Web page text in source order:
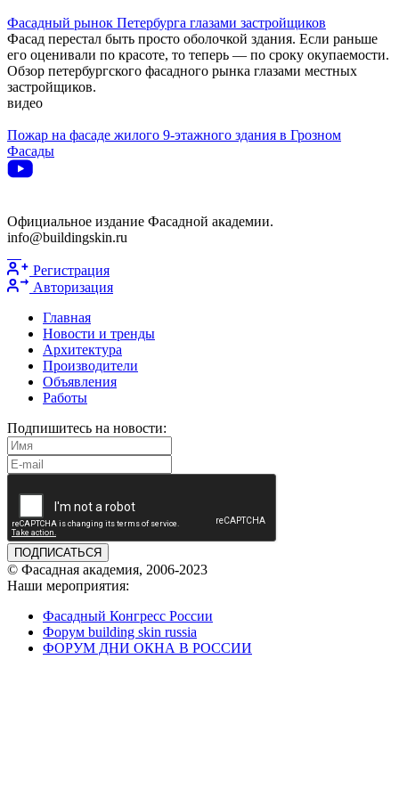
Фасадный рынок Петербурга глазами застройщиков
Фасад перестал быть просто оболочкой здания. Если раньше
его оценивали по красоте, то теперь — по сроку окупаемости.
Обзор петербургского фасадного рынка глазами местных
застройщиков.
видео
Пожар на фасаде жилого 9-этажного здания в Грозном
Фасады
Официальное издание Фасадной академии.
info@buildingskin.ru
Регистрация
Авторизация
Главная
Новости и тренды
Архитектура
Производители
Объявления
Работы
Подпишитесь на новости:
ПОДПИСАТЬСЯ
© Фасадная академия, 2006-2023
Наши мероприятия:
Фасадный Конгресс России
Форум building skin russia
ФОРУМ ДНИ ОКНА В РОССИИ